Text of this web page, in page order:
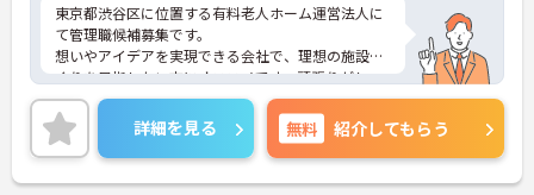
東京都渋谷区に位置する有料老人ホーム運営法人に
て管理職候補募集です。
想いやアイデアを実現できる会社で、理想の施設づ
くりを目指したい方にオススメです。頑張りがしっ
かりとお給与にも反映され、モチベーションアップ
にも繋がります。
ご興味のある方には、面接対策ポイントなど、さら
に詳細をお話いたしますので、お気軽にご相談くだ
さい。
詳細を見る 無料 紹介してもらう